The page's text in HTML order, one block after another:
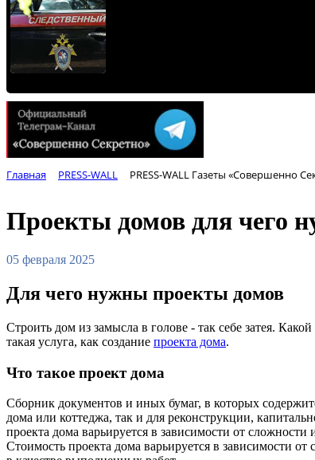
Главная PRESS-WALL PRESS-WALL Газеты «Совершенно
Проекты домов для чего
05 февраля 2025
Для чего нужны проекты домов
Строить дом из замысла в голове - так себе затея.
такая услуга, как создание проекта дома.
Что такое проект дома
Сборник документов и иных бумаг, в которых
дома или коттеджа, так и для реконструкции,
проекта дома варьируется в зависимости от
Стоимость проекта дома варьируется в зависимости